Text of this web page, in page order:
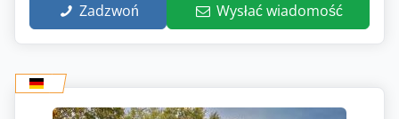
Zadzwoń Wysłać wiadomość